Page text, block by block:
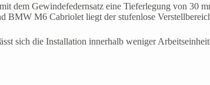
dem Gewindefedernsatz eine Tieferlegung von 30
BMW M6 Cabriolet liegt der stufenlose
sich die Installation innerhalb weniger